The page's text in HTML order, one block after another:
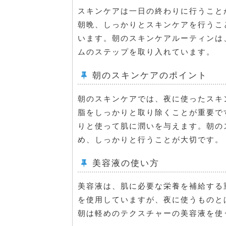
スキンケアは一日の終わりに行うこ
朝晩、しっかりとスキンケアを行う
います。朝のスキンケアルーティン
ムのステップを取り入れています。
朝のスキンケアのポイント
朝のスキンケアでは、夜に使ったス
脂をしっかりと取り除くことが重要
りと使って肌に潤いを与えます。朝
め、しっかりと行うことが大切です。
美容液の使い方
美容液は、肌に必要な栄養を補給す
を使用していますが、夜に使うもの
朝は軽めのテクスチャーの美容液を